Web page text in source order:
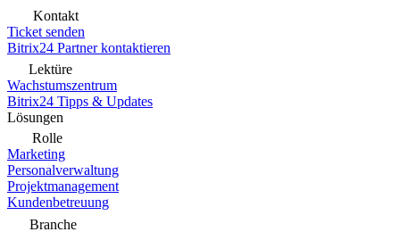
Kontakt
Ticket senden
Bitrix24 Partner kontaktieren
Lektüre
Wachstumszentrum
Bitrix24 Tipps & Updates
Lösungen
Rolle
Marketing
Personalverwaltung
Projektmanagement
Kundenbetreuung
Branche